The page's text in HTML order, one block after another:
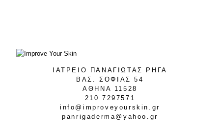
ΙΑΤΡΕΙΟ ΠΑΝΑΓΙΩΤΑΣ ΡΗΓΑ
ΒΑΣ. ΣΟΦΙΑΣ 54
ΑΘΗΝΑ 11528
210 7297571
info@improveyourskin.gr
panrigaderma@yahoo.gr